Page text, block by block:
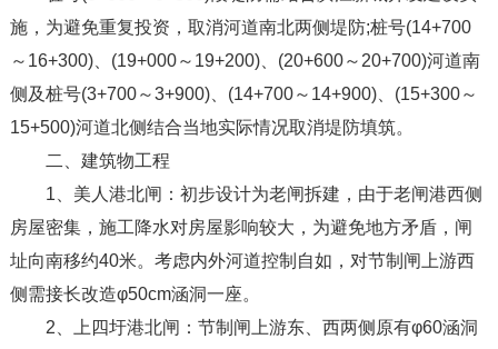
施，为避免重复投资，取消河道南北两侧堤防;桩号(14+700
～16+300)、(19+000～19+200)、(20+600～20+700)河道南
侧及桩号(3+700～3+900)、(14+700～14+900)、(15+300～
15+500)河道北侧结合当地实际情况取消堤防填筑。
二、建筑物工程
1、美人港北闸：初步设计为老闸拆建，由于老闸港西侧
房屋密集，施工降水对房屋影响较大，为避免地方矛盾，闸
址向南移约40米。考虑内外河道控制自如，对节制闸上游西
侧需接长改造φ50cm涵洞一座。
2、上四圩港北闸：节制闸上游东、西两侧原有φ60涵洞